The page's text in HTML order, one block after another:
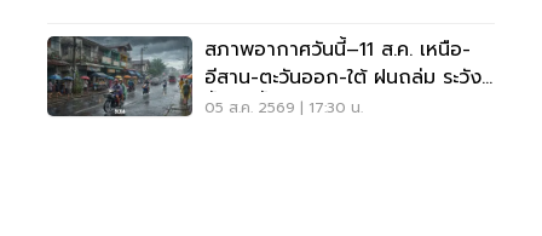
สภาพอากาศวันนี้–11 ส.ค. เหนือ-
อีสาน-ตะวันออก-ใต้ ฝนถล่ม ระวัง
น้ำป่า น้ำท่วมขัง
05 ส.ค. 2569 | 17:30 น.